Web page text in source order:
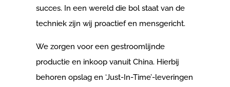
succes. In een wereld die bol staat van de
techniek zijn wij proactief en mensgericht.
We zorgen voor een gestroomlijnde
productie en inkoop vanuit China. Hierbij
behoren opslag en ‘Just-In-Time’-leveringen